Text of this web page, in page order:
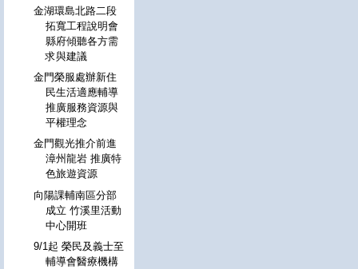
金湖環島北路二段
拓寬工程說明會
縣府傾聽各方需
求與建議
金門榮服處辦新住
民生活適應輔導
推廣服務資源與
平權理念
金門觀光推介前進
漳州龍岩 推廣特
色旅遊資源
向陽課輔南區分部
成立 竹溪里活動
中心開班
9/1起 榮民及義士至
輔導會醫療機構